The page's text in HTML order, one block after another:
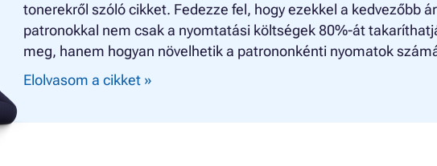
tonerekről szóló cikket. Fedezze fel, hogy ezekkel a kedvezőbb
patronokkal nem csak a nyomtatási költségek 80%-át
meg, hanem hogyan növelhetik a patrononkénti nyomatok
Elolvasom a cikket »